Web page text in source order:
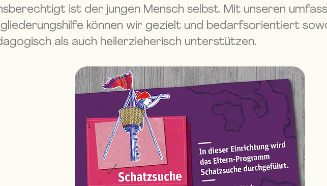
ist der jungen Mensch selbst. Mit unseren
können wir gezielt und bedarfsorientiert
als auch heilerzieherisch unterstützen.